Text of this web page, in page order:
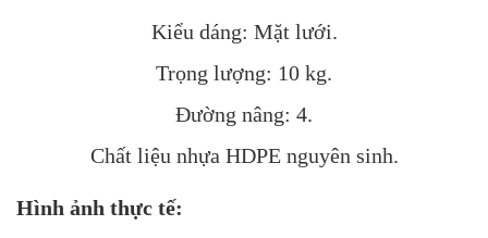
Kiểu dáng: Mặt lưới.
Trọng lượng: 10 kg.
Đường nâng: 4.
Chất liệu nhựa HDPE nguyên sinh.
Hình ảnh thực tế: